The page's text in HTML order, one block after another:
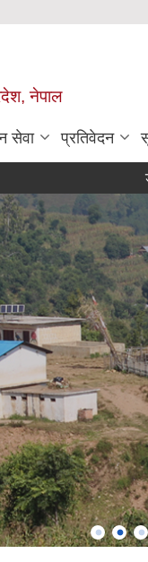
नेपाल
सेवा प्रतिवेदन
डोजर
Pages